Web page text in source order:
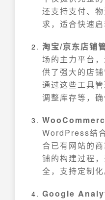
还支持支付、
求，适合快速启
淘宝/京东店铺
场的主力平台
供了强大的店
通过这些工具管
调整库存等，确
WordPress结
合已有网站的
铺的构建过程
全，支持定制化
Google